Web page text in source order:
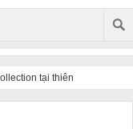
tại thiên
at Mirihi -